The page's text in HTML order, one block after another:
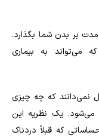
بر بدن شما بگذارد.
می‌تواند به بیماری
نمی‌دانند که چه چیزی
می‌شود. یک نظریه این
که قبلاً دردناک